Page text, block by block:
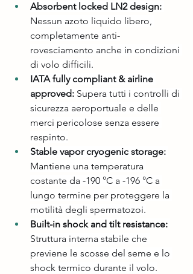
Absorbent locked LN2 design:
Nessun azoto liquido libero,
completamente anti-
rovesciamento anche in condizioni
di volo difficili.
IATA fully compliant & airline
approved: Supera tutti i controlli di
sicurezza aeroportuale e delle
merci pericolose senza essere
respinto.
Stable vapor cryogenic storage:
Mantiene una temperatura
costante da -190 °C a -196 °C a
lungo termine per proteggere la
motilità degli spermatozoi.
Built-in shock and tilt resistance:
Struttura interna stabile che
previene le scosse del seme e lo
shock termico durante il volo.